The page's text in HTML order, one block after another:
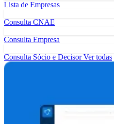
Lista de Empresas
Consulta CNAE
Consulta Empresa
Consulta Sócio e DecisorVer todas